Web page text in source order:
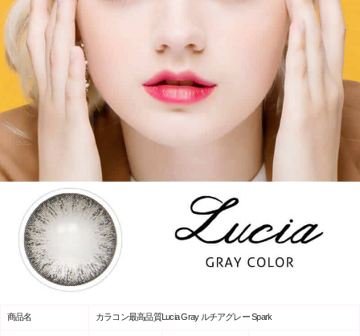
商品名 カラコン最高品質Lucia Gray ルチアグレー Spark